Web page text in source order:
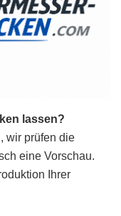
lassen?
wir prüfen die
eine Vorschau.
Ihrer